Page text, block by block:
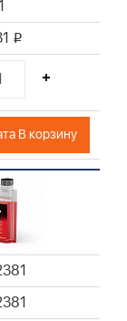
i
+
В корзину